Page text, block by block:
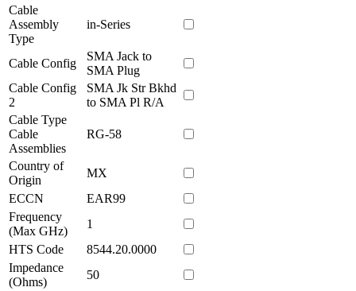
Cable
Assembly
Type
in-Series
Cable Config
SMA Jack to
SMA Plug
Cable Config
2
SMA Jk Str Bkhd
to SMA Pl R/A
Cable Type
Cable
Assemblies
RG-58
Country of
Origin
MX
ECCN
EAR99
Frequency
(Max GHz)
1
HTS Code
8544.20.0000
Impedance
(Ohms)
50